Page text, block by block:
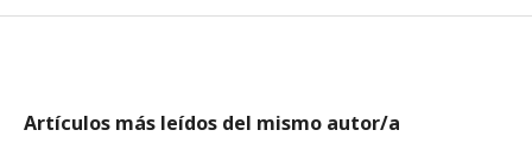
Artículos más leídos del mismo autor/a